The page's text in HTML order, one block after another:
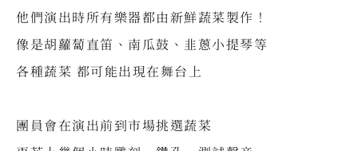
他們演出時所有樂器都由新鮮蔬菜製作！
像是胡蘿蔔直笛、南瓜鼓、韭蔥小提琴等
各種蔬菜 都可能出現在舞台上
團員會在演出前到市場挑選蔬菜